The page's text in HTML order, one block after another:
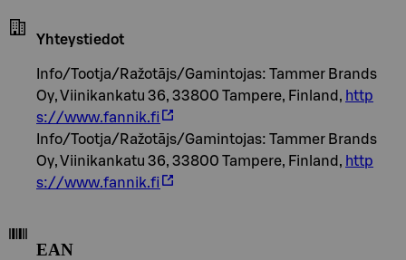
Yhteystiedot
Info/Tootja/Ražotājs/Gamintojas: Tammer Brands
Oy, Viinikankatu 36, 33800 Tampere, Finland, http
s://www.fannik.fi
Info/Tootja/Ražotājs/Gamintojas: Tammer Brands
Oy, Viinikankatu 36, 33800 Tampere, Finland, http
s://www.fannik.fi
EAN